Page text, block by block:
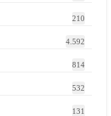
210
4.592
814
532
131